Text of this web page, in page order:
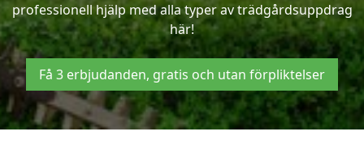
professionell hjälp med alla typer av trädgårdsuppdrag
här!
Få 3 erbjudanden, gratis och utan förpliktelser